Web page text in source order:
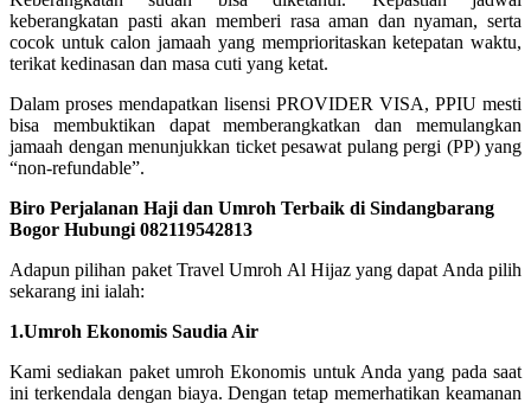
keberangkatan pasti akan memberi rasa aman dan nyaman, serta
cocok untuk calon jamaah yang memprioritaskan ketepatan waktu,
terikat kedinasan dan masa cuti yang ketat.
Dalam proses mendapatkan lisensi PROVIDER VISA, PPIU mesti
bisa membuktikan dapat memberangkatkan dan memulangkan
jamaah dengan menunjukkan ticket pesawat pulang pergi (PP) yang
“non-refundable”.
Biro Perjalanan Haji dan Umroh Terbaik di Sindangbarang
Bogor Hubungi 082119542813
Adapun pilihan paket Travel Umroh Al Hijaz yang dapat Anda pilih
sekarang ini ialah:
1.Umroh Ekonomis Saudia Air
Kami sediakan paket umroh Ekonomis untuk Anda yang pada saat
ini terkendala dengan biaya. Dengan tetap memerhatikan keamanan